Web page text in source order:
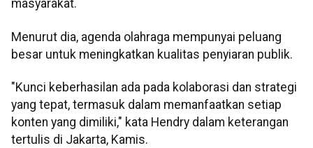
masyarakat.
Menurut dia, agenda olahraga mempunyai peluang
besar untuk meningkatkan kualitas penyiaran publik.
"Kunci keberhasilan ada pada kolaborasi dan strategi
yang tepat, termasuk dalam memanfaatkan setiap
konten yang dimiliki," kata Hendry dalam keterangan
tertulis di Jakarta, Kamis.